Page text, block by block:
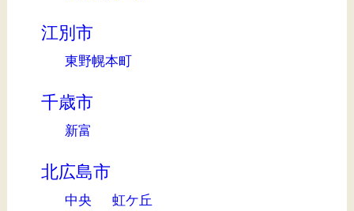
江別市
東野幌本町
千歳市
新富
北広島市
中央 虹ケ丘